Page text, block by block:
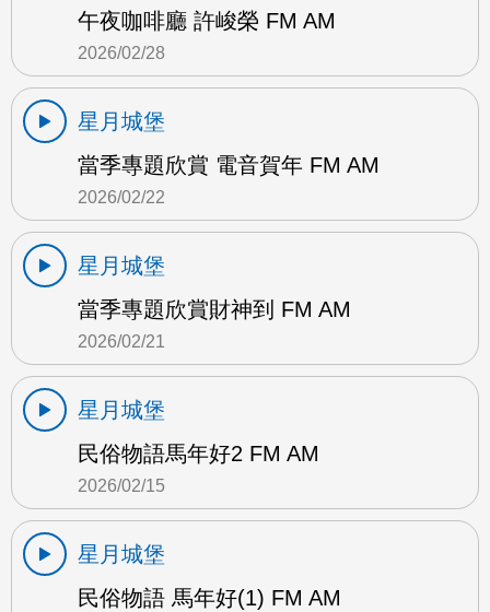
午夜咖啡廳 許峻榮 FM AM
2026/02/28
星月城堡
當季專題欣賞 電音賀年 FM AM
2026/02/22
星月城堡
當季專題欣賞財神到 FM AM
2026/02/21
星月城堡
民俗物語馬年好2 FM AM
2026/02/15
星月城堡
民俗物語 馬年好(1) FM AM